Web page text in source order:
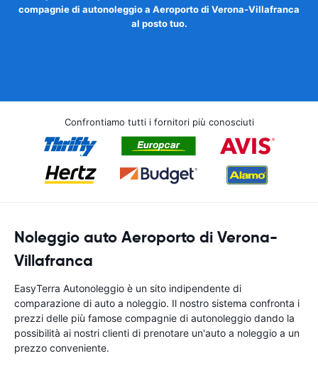
compagnie di autonoleggio a Aeroporto di Verona-Villafranca
al posto tuo.
Confrontiamo tutti i fornitori più conosciuti
Noleggio auto Aeroporto di Verona-
Villafranca
EasyTerra Autonoleggio è un sito indipendente di
comparazione di auto a noleggio. Il nostro sistema confronta i
prezzi delle più famose compagnie di autonoleggio dando la
possibilità ai nostri clienti di prenotare un'auto a noleggio a un
prezzo conveniente.